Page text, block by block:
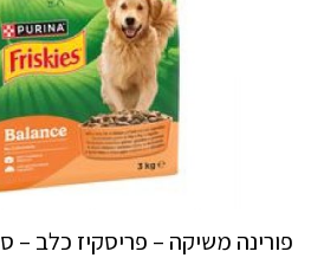
פורינה משיקה – פריסקיז כלב –